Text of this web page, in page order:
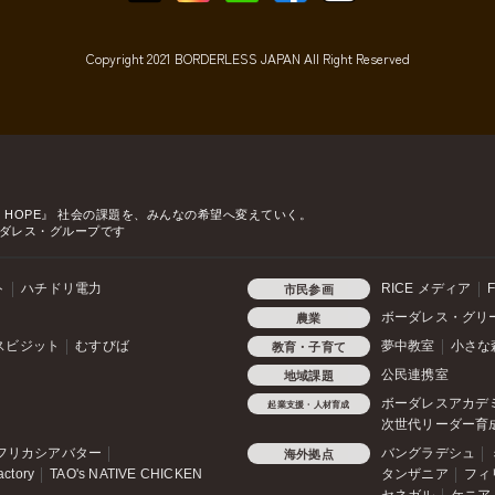
Copyright 2021 BORDERLESS JAPAN All Right Reserved
』
社会の課題を、みんなの希望へ変えていく。
レス・グループです
ハチドリ電力 市民参画 RICE メディア
農業
ボーダレス・グリ
ビジット
むすびば 教育・子育て 夢中教室 小さな
地域課題 公民連携室
起業支援・人材育成
ボーダレスアカデ
次世代リーダー育
リカシアバター
TAO's NATIVE CHICKEN
海外拠点 バングラデシュ
タンザニア
フィ